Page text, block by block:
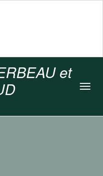
et